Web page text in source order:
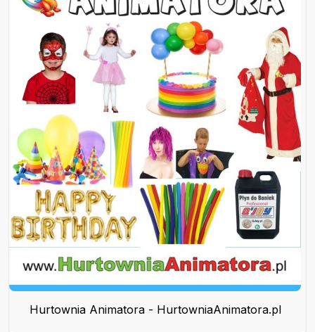
Hurtownia Animatora - HurtowniaAnimatora.pl